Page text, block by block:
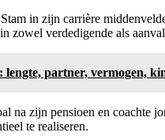
in zijn carrière
zowel verdedigende als
partner, vermogen,
na zijn pensioen en coachte
te realiseren.